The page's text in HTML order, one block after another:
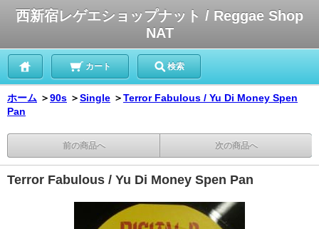
西新宿レゲエショップナット / Reggae Shop
NAT
カート 検索
ホーム ＞90s ＞Single ＞Terror Fabulous / Yu Di Money Spen
Pan
前の商品へ 次の商品へ
Terror Fabulous / Yu Di Money Spen Pan